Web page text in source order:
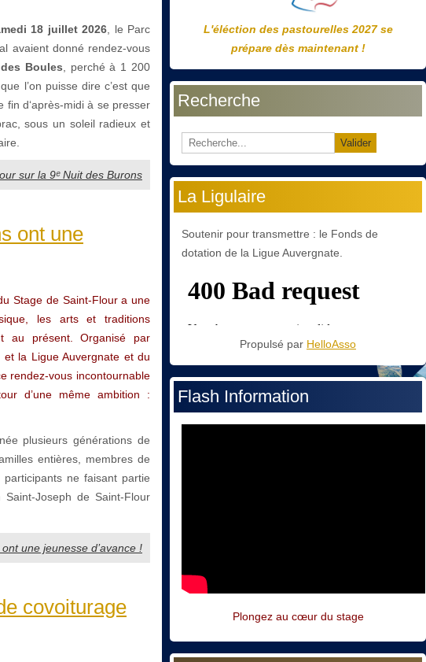
18 juillet 2026 , le Parc
avaient donné rendez-vous
Boules , perché à 1 200
l’on puisse dire c’est que
d‘après-midi à se presser
sous un soleil radieux et
sur la 9ᵉ Nuit des Burons
ont une
Stage de Saint-Flour a une
les arts et traditions
au présent. Organisé par
et la Ligue Auvergnate et du
rendez-vous incontournable
d’une même ambition :
plusieurs générations de
entières, membres de
ne faisant partie
Saint-Joseph de Saint-Flour
une jeunesse d’avance !
covoiturage
L'éléction des pastourelles 2027 se
prépare dès maintenant !
Recherche
Valider
La Ligulaire
Soutenir pour transmettre : le Fonds de
dotation de la Ligue Auvergnate.
Propulsé par HelloAsso
Flash Information
Plongez au cœur du stage